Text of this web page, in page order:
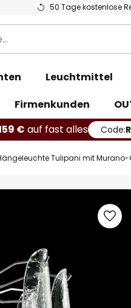
50 Tage kostenlose
Leuchtmittel
Firmenkunden
€ auf fast alles Code:
Tulipani mit